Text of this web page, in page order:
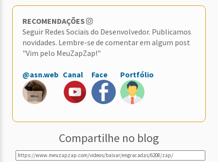
RECOMENDAÇÕES
Seguir Redes Sociais do Desenvolvedor. Publicamos
novidades. Lembre-se de comentar em algum post
"Vim pelo MeuZapZap!"
@asn.web Canal Face Portfólio
Compartilhe no blog